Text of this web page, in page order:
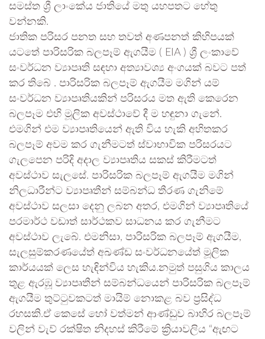
සමස්ත ශ්‍රී ලාංකේය ජාතියේ මතු යහපතට හේතු
වන්නකි.
ජාතික පරිසර පනත සහ තවත් අණපනත් කිහිපයක්
යටතේ පාරිසරික බලපෑම් ඇගයීම ( EIA ) ශ්‍රී ලංකාවේ
සංවර්ධන ව්‍යාපෘති සඳහා අත්‍යාවශ්‍ය අංගයක් බවට පත්
කර තිබේ . පාරිසරික බලපෑම් ඇගයීම මගින් යම්
සංවර්ධන ව්‍යාපෘතියකින් පරිසරය මත ඇති කෙරෙන
බලපෑම එහි මූලික අවස්ථාවේ දී ම හඳුනා ගැනේ.
එමගින් එම ව්‍යාපෘතියෙන් ඇති විය හැකි අහිතකර
බලපෑම් අවම කර ගැනීමටත් ස්වාභාවික පරිසරයට
ගැලපෙන පරිදි අදාල ව්‍යාපෘතිය සකස් කිරීමටත්
අවස්ථාව සැලසේ. පාරිසරික බලපෑම් ඇගයීම මගින්
නිලධාරීන්ට ව්‍යාපෘතීන් සම්බන්ධ තීරණ ගැනිමේ
අවස්ථාව සලසා දෙනු ලබන අතර, එමගින් ව්‍යාපෘතියේ
පරමාර්ථ වඩාත් සාර්ථකව සාධනය කර ගැනීමට
අවස්ථාව ලැබේ. එමනිසා, පාරිසරික බලපෑම් ඇගයීම,
සැලසුම්කරණයේත් අඛණ්ඩ සංවර්ධනයේත් මූලික
කාර්යයක් ලෙස හැඳින්විය හැකිය.නමුත් පසුගිය කාලය
තුළ ඇරඹූ ව්‍යාපෘතීන් සම්බන්ධයෙන් පාරිසරික බලපෑම්
ඇගයීම තුට්ටුවකටත් මායිම් නොකළ බව ප්‍රසිද්ධ
රහසකි.ඒ කෙසේ හෝ වත්මන් ආණ්ඩුව බාහිර බලපෑම්
වලින් වැව් රක්ෂිත නිදහස් කිරීමේ ක්‍රියාවලිය “ඇඟට